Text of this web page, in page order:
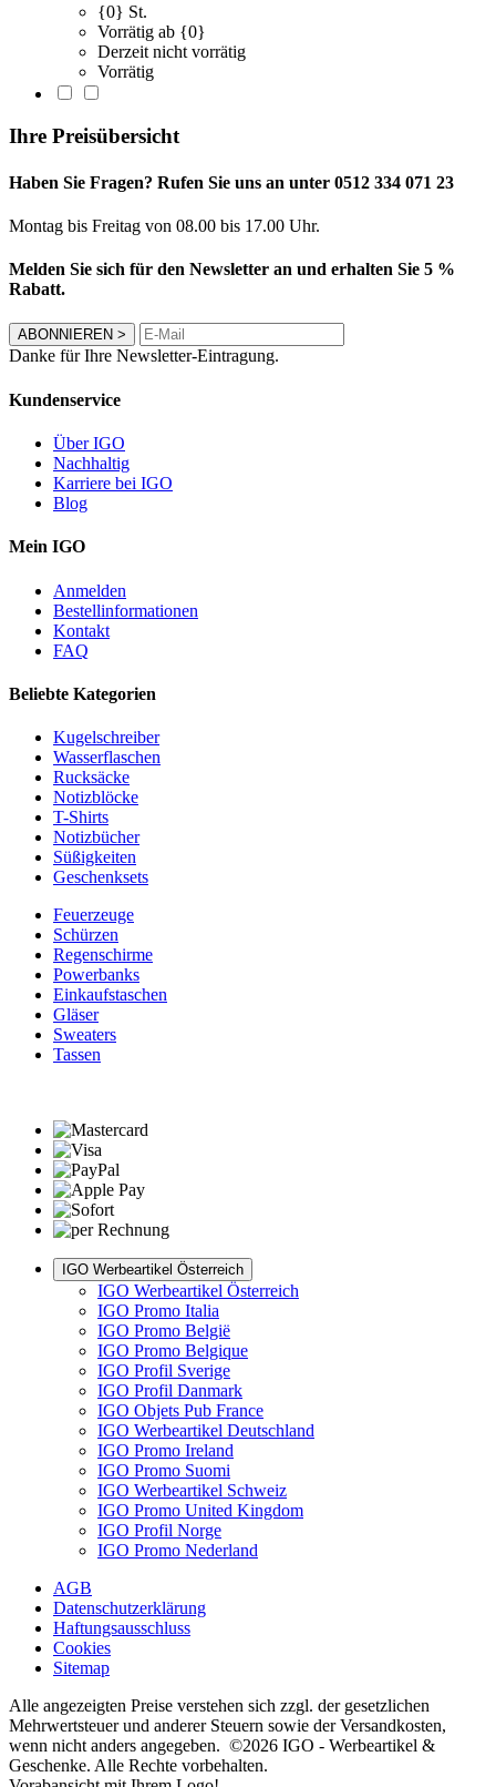
{0} St.
Vorrätig ab {0}
Derzeit nicht vorrätig
Vorrätig
Ihre Preisübersicht
Haben Sie Fragen? Rufen Sie uns an unter 0512 334 071 23
Montag bis Freitag von 08.00 bis 17.00 Uhr.
Melden Sie sich für den Newsletter an und erhalten Sie 5 %
Rabatt.
ABONNIEREN >
Danke für Ihre Newsletter-Eintragung.
Kundenservice
Über IGO
Nachhaltig
Karriere bei IGO
Blog
Mein IGO
Anmelden
Bestellinformationen
Kontakt
FAQ
Beliebte Kategorien
Kugelschreiber
Wasserflaschen
Rucksäcke
Notizblöcke
T-Shirts
Notizbücher
Süßigkeiten
Geschenksets
Feuerzeuge
Schürzen
Regenschirme
Powerbanks
Einkaufstaschen
Gläser
Sweaters
Tassen
IGO Werbeartikel Österreich
IGO Werbeartikel Österreich
IGO Promo Italia
IGO Promo België
IGO Promo Belgique
IGO Profil Sverige
IGO Profil Danmark
IGO Objets Pub France
IGO Werbeartikel Deutschland
IGO Promo Ireland
IGO Promo Suomi
IGO Werbeartikel Schweiz
IGO Promo United Kingdom
IGO Profil Norge
IGO Promo Nederland
AGB
Datenschutzerklärung
Haftungsausschluss
Cookies
Sitemap
Alle angezeigten Preise verstehen sich zzgl. der gesetzlichen
Mehrwertsteuer und anderer Steuern sowie der Versandkosten,
wenn nicht anders angegeben. ©2026 IGO - Werbeartikel &
Geschenke. Alle Rechte vorbehalten.